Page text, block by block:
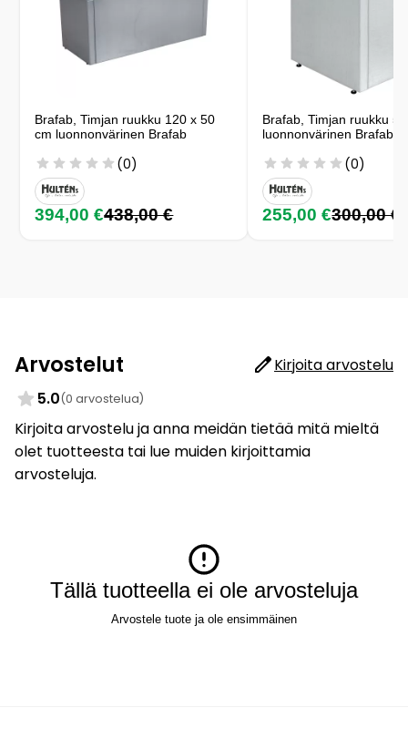
Brafab, Timjan ruukku 120 x 50
cm luonnonvärinen Brafab
(0)
394,00 €438,00 €
Brafab, Timjan ruukku
luonnonvärinen Brafab
(0)
255,00 €300,00 €
Arvostelut
Kirjoita arvostelu
5.0(0 arvostelua)
Kirjoita arvostelu ja anna meidän tietää mitä mieltä
olet tuotteesta tai lue muiden kirjoittamia
arvosteluja.
Tällä tuotteella ei ole arvosteluja
Arvostele tuote ja ole ensimmäinen